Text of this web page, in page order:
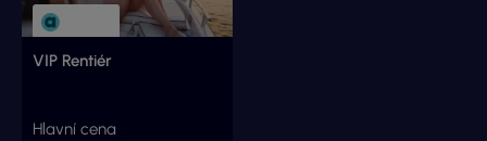
VIP Rentiér
Hlavní cena